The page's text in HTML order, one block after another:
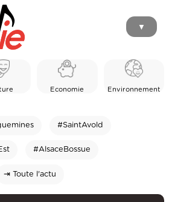
▼
Economie Environnement
#SaintAvold
#AlsaceBossue
⇥ Toute l'actu